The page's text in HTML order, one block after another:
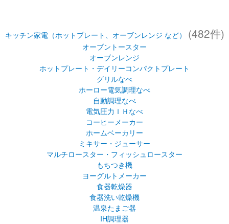
キッチン家電（ホットプレート、オーブンレンジ など） (482件)
オーブントースター
オーブンレンジ
ホットプレート・デイリーコンパクトプレート
グリルなべ
ホーロー電気調理なべ
自動調理なべ
電気圧力ＩＨなべ
コーヒーメーカー
ホームベーカリー
ミキサー・ジューサー
マルチロースター・フィッシュロースター
もちつき機
ヨーグルトメーカー
食器乾燥器
食器洗い乾燥機
温泉たまご器
IH調理器